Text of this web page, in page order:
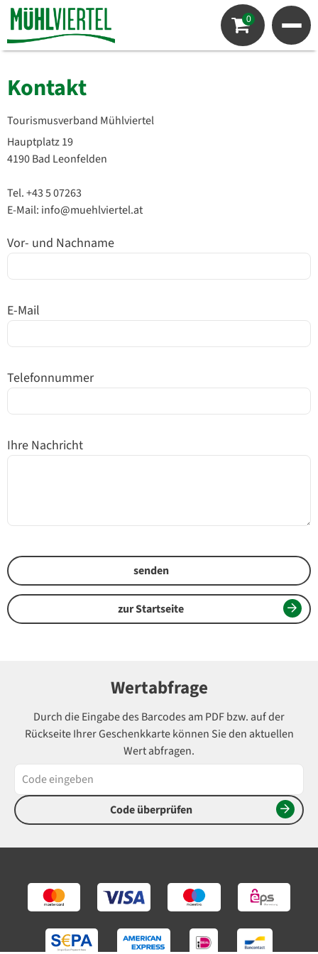
0
Kontakt
Tourismusverband Mühlviertel
Hauptplatz 19
4190 Bad Leonfelden
Tel.+43 5 07263
E-Mail: info@muehlviertel.at
Vor- und Nachname
E-Mail
Telefonnummer
Ihre Nachricht
zur Startseite
Wertabfrage
Durch die Eingabe des Barcodes am PDF bzw. auf der
Rückseite Ihrer Geschenkkarte können Sie den aktuellen
Wert abfragen.
Code überprüfen